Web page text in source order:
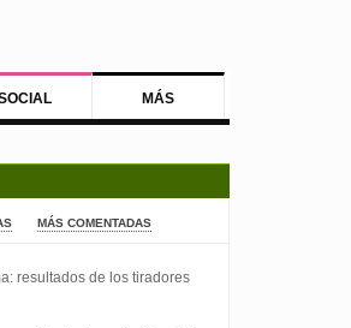
MÁS
MÁS COMENTADAS
resultados de los tiradores